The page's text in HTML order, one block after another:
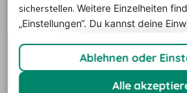
Flotte, weshalb man in Limerick
garantiert auf die passende
Falls Sie sich trotz dieser
Sie nicht genau wissen, für
Ort entscheiden sollen, raten wir
sicherstellen.Weitere Einzelheiten
„Einstellungen“. Du kannst deine
Ablehnen oder
Alle